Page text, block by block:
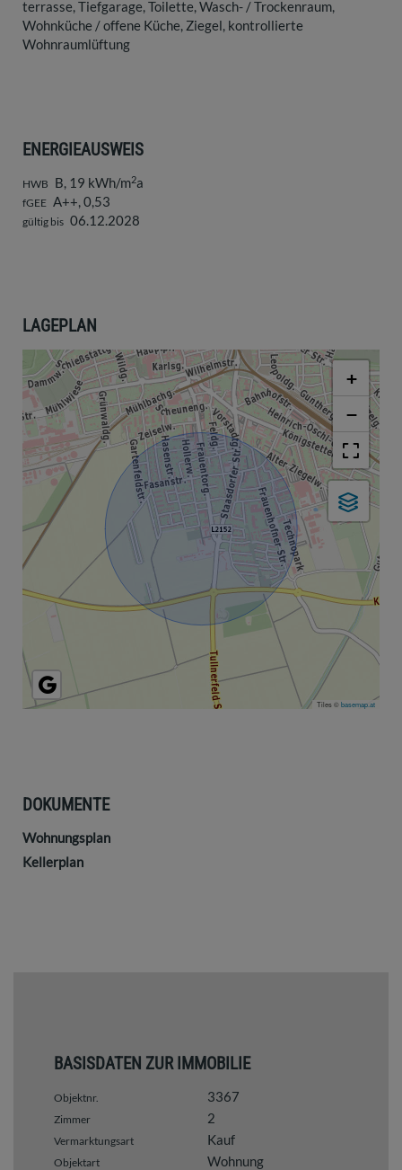
terrasse Tiefgarage Toilette Wasch- / Trockenraum
Wohnküche / offene Küche Ziegel kontrollierte
Wohnraumlüftung
ENERGIEAUSWEIS
HWB B, 19 kWh/m2a
fGEE A++, 0,53
gültig bis 06.12.2028
LAGEPLAN
+
−
Tiles ©basemap.at
DOKUMENTE
Wohnungsplan
Kellerplan
BASISDATEN ZUR IMMOBILIE
Objektnr. 3367
Zimmer 2
Vermarktungsart Kauf
Objektart Wohnung